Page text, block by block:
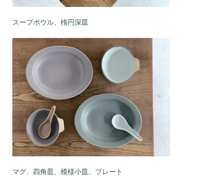
スープボウル、楕円深皿
マグ、四角皿、模様小皿、プレート